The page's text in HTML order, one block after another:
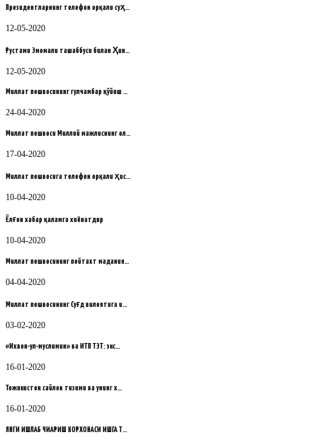
Президентларнинг телефон орқали суҳ…
12-05-2020
Рустами Эмомали ташаббуси билан Ҳин…
12-05-2020
Миллат пешвосининг гулчамбар қўйиш …
24-04-2020
Миллат пешвоси Миллий мажлиснинг ол…
17-04-2020
Миллат пешвосига телефон орқали ҳис…
10-04-2020
Ёлғон хабар қаламга хиёнатдир
10-04-2020
Миллат пешвосининг пойтахт мадания…
04-04-2020
Миллат пешвосининг Суғд вилоятига и…
03-02-2020
«Ихвон-ул-муслимин» ва ИТП ТЭТ: экс…
16-01-2020
Тожикистон сайлов тизими ва унинг х…
16-01-2020
ЯНГИ ИШЛАБ ЧИҚАРИШ КОРХОНАСИ ИШГА Т…